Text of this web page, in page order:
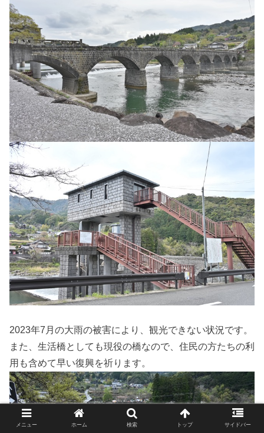
2023年7月の大雨の被害により、観光できない状況です。
また、生活橋としても現役の橋なので、住民の方たちの利
用も含めて早い復興を祈ります。
メニュー ホーム 検索 トップ サイドバー